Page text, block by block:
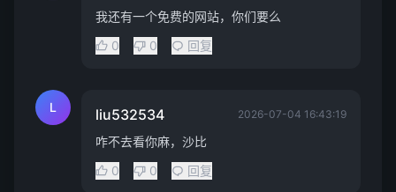
我还有一个免费的网站，你们要么
0
0 回复
L liu532534 2026-07-04 16:43:19
咋不去看你麻，沙比
0
0 回复